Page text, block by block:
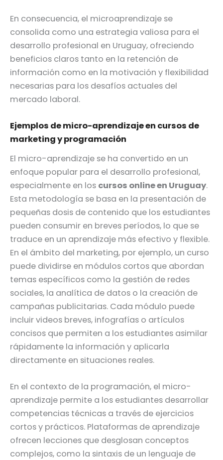
En consecuencia, el microaprendizaje se
consolida como una estrategia valiosa para el
desarrollo profesional en Uruguay, ofreciendo
beneficios claros tanto en la retención de
información como en la motivación y flexibilidad
necesarias para los desafíos actuales del
mercado laboral.
Ejemplos de micro-aprendizaje en cursos de
marketing y programación
El micro-aprendizaje se ha convertido en un
enfoque popular para el desarrollo profesional,
especialmente en los cursos online en Uruguay.
Esta metodología se basa en la presentación de
pequeñas dosis de contenido que los estudiantes
pueden consumir en breves períodos, lo que se
traduce en un aprendizaje más efectivo y flexible.
En el ámbito del marketing, por ejemplo, un curso
puede dividirse en módulos cortos que abordan
temas específicos como la gestión de redes
sociales, la analítica de datos o la creación de
campañas publicitarias. Cada módulo puede
incluir videos breves, infografías o artículos
concisos que permiten a los estudiantes asimilar
rápidamente la información y aplicarla
directamente en situaciones reales.
En el contexto de la programación, el micro-
aprendizaje permite a los estudiantes desarrollar
competencias técnicas a través de ejercicios
cortos y prácticos. Plataformas de aprendizaje
ofrecen lecciones que desglosan conceptos
complejos, como la sintaxis de un lenguaje de